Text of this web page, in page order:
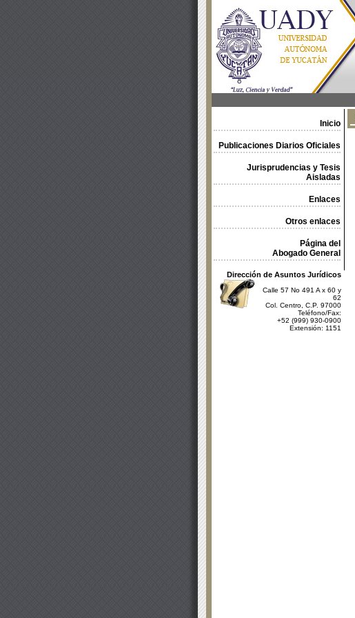
Inicio
Publicaciones Diarios Oficiales
Jurisprudencias y Tesis
Aisladas
Enlaces
Otros enlaces
Página del
Abogado General
Dirección de Asuntos Jurídicos
Calle 57 No 491 A x 60 y
62
Col. Centro, C.P. 97000
Teléfono/Fax:
+52 (999) 930-0900
Extensión: 1151